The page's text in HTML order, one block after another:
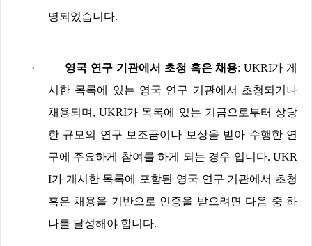
명되었습니다.
· 영국 연구 기관에서 초청 혹은 채용: UKRI가 게
시한 목록에 있는 영국 연구 기관에서 초청되거나
채용되며 , UKRI가 목록에 있는 기금으로부터 상당
한 규모의 연구 보조금이나 보상을 받아 수행한 연
구에 주요하게 참여를 하게 되는 경우 입니다. UKR
I가 게시한 목록에 포함된 영국 연구 기관에서 초청
혹은 채용을 기반으로 인증을 받으려면 다음 중 하
나를 달성해야 합니다.